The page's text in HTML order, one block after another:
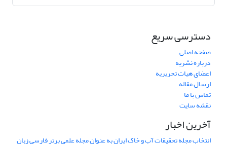
دسترسی سریع
صفحه اصلی
درباره نشریه
اعضای هیات تحریریه
ارسال مقاله
تماس با ما
نقشه سایت
آخرین اخبار
انتخاب مجله تحقیقات آب و خاک ایران به عنوان مجله علمی برتر فارسی زبان